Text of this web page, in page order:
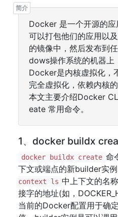
Docker 是一个开源的
可以打包他们的应用以
的镜像中，然后发布到
dows操作系统的机器上
Docker是内核虚拟化，
完全虚拟化，依赖内核
本文主要介绍Docker
eate 常用命令。
1、docker buildx
docker buildx create 命
下文或端点的新builder实
context ls 中上下文的名
接字的地址(如，
当前的Docker配置用于确